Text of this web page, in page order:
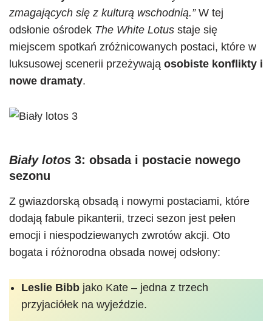
zmagających się z kulturą wschodnią.”W tej
odsłonie ośrodek The White Lotus staje się
miejscem spotkań zróżnicowanych postaci, które w
luksusowej scenerii przeżywają osobiste konflikty i
nowe dramaty.
Biały lotos 3: obsada i postacie nowego
sezonu
Z gwiazdorską obsadą i nowymi postaciami, które
dodają fabule pikanterii, trzeci sezon jest pełen
emocji i niespodziewanych zwrotów akcji. Oto
bogata i różnorodna obsada nowej odsłony:
Leslie Bibb jako Kate – jedna z trzech
przyjaciółek na wyjeździe.